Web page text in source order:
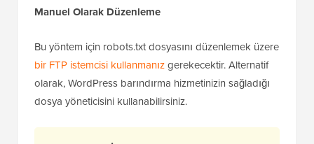
altındaki 'Değişiklikleri Kaydet' düğmesine
Yöntem 3: FTP Kullanarak Robots.txt Dosyasını
Manuel Olarak Düzenleme